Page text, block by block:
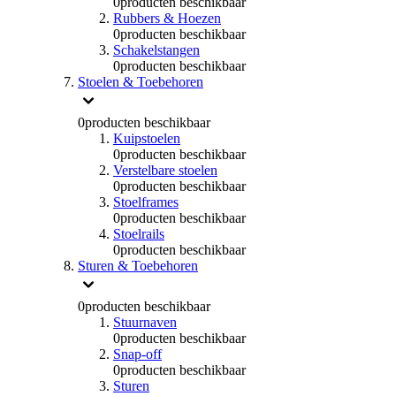
Rubbers & Hoezen
0producten beschikbaar
Schakelstangen
0producten beschikbaar
Stoelen & Toebehoren
0producten beschikbaar
Kuipstoelen
0producten beschikbaar
Verstelbare stoelen
0producten beschikbaar
Stoelframes
0producten beschikbaar
Stoelrails
0producten beschikbaar
Sturen & Toebehoren
0producten beschikbaar
Stuurnaven
0producten beschikbaar
Snap-off
0producten beschikbaar
Sturen